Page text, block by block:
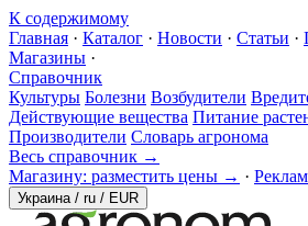
К содержимому
Главная · Каталог · Новости · Статьи ·
Магазины ·
Справочник
Культуры Болезни Возбудители
Действующие вещества Питание
Производители Словарь агронома
Весь справочник →
Магазину: разместить цены → ·
Украина / ru / EUR